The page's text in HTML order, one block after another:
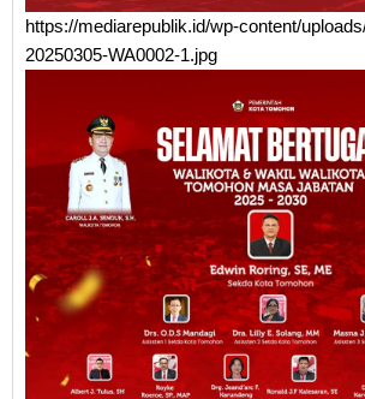
https://mediarepublik.id/wp-content/
20250305-WA0002-1.jpg